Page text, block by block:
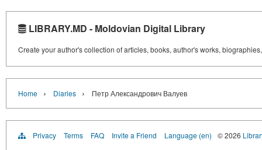
LIBRARY.MD - Moldovian Digital Library
Create your author's collection of articles, books, author's works,
Home › Diaries › Петр Александрович Валуев
Privacy Terms FAQ Invite a Friend Language (en) © 2026